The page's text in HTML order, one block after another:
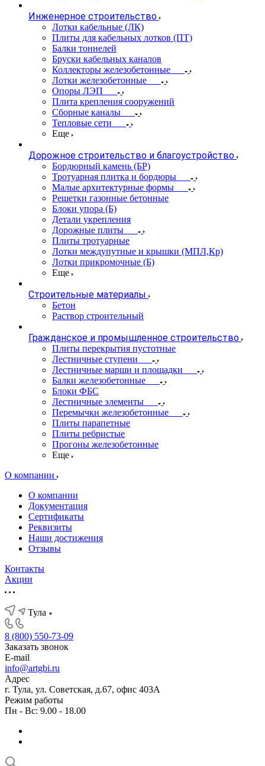
Инженерное строительство
Лотки кабельные (ЛК)
Плиты для кабельных лотков (ПТ)
Балки тоннелей
Бруски кабельных каналов
Коллекторы железобетонные
Лотки железобетонные
Опоры ЛЭП
Плита крепления сооружений
Сборные каналы
Тепловые сети
Еще
Дорожное строительство и благоустройство
Бордюрный камень (БР)
Тротуарная плитка и бордюры
Малые архитектурные формы
Решетки газонные бетонные
Блоки упора (Б)
Детали укрепления
Дорожные плиты
Плиты тротуарные
Лотки междупутные и крышки (МПЛ,Кр)
Лотки прикромочные (Б)
Еще
Строительные материалы
Бетон
Раствор строительный
Гражданское и промышленное строительство
Плиты перекрытия пустотные
Лестничные ступени
Лестничные марши и площадки
Балки железобетонные
Блоки ФБС
Лестничные элементы
Перемычки железобетонные
Плиты парапетные
Плиты ребристые
Прогоны железобетонные
Еще
О компании
О компании
Документация
Сертификаты
Реквизиты
Наши достижения
Отзывы
Контакты
Акции
Тула
8 (800) 550-73-09
Заказать звонок
E-mail
info@artgbi.ru
Адрес
г. Тула, ул. Советская, д.67, офис 403А
Режим работы
Пн - Вс: 9.00 - 18.00